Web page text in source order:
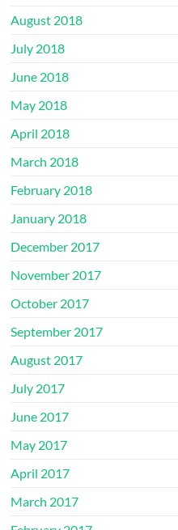
August 2018
July 2018
June 2018
May 2018
April 2018
March 2018
February 2018
January 2018
December 2017
November 2017
October 2017
September 2017
August 2017
July 2017
June 2017
May 2017
April 2017
March 2017